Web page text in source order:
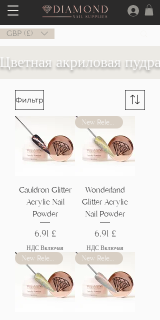
GBP (£)
Цветная акриловая пудра
Фильтр
Cauldron Glitter
Acrylic Nail
Powder
Цена
6,91 £
НДС Включая
New Release
Wonderland
Glitter Acrylic
Nail Powder
Цена
6,91 £
НДС Включая
New Release New Release